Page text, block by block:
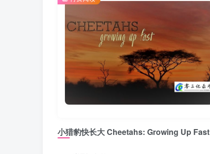
小猎豹快长大 Cheetahs: Growing Up Fast